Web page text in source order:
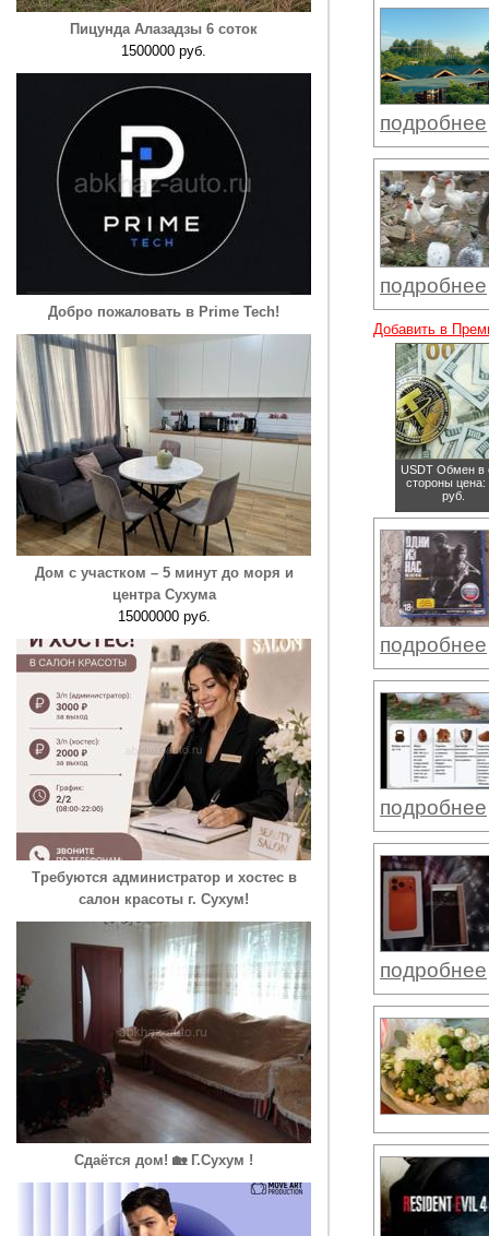
Пицунда Алазадзы 6 соток
1500000 руб.
Добро пожаловать в Prime Tech!
Дом с участком – 5 минут до моря и
центра Сухума
15000000 руб.
Требуются администратор и хостес в
салон красоты г. Сухум!
Сдаётся дом! 🏡 Г.Сухум !
подробнее
подробнее
Добавить в
USDT Обмен в
стороны цена:
руб.
подробнее
подробнее
подробнее